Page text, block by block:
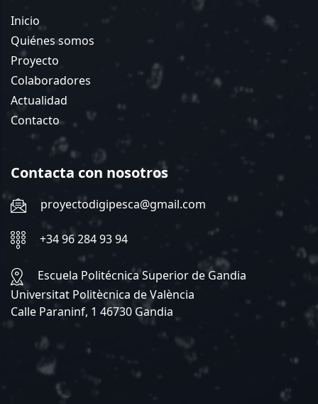
Inicio
Quiénes somos
Proyecto
Colaboradores
Actualidad
Contacto
Contacta con nosotros
proyectodigipesca@gmail.com
+34 96 284 93 94
Escuela Politécnica Superior de Gandia
Universitat Politècnica de València
Calle Paraninf, 1 46730 Gandia